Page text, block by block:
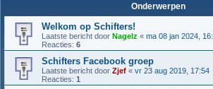
Onderwerpen
Welkom op Schifters!
Laatste bericht door Nagelz « ma 08 jan 2024,
Reacties: 6
Schifters Facebook groep
Laatste bericht door Zjef « vr 23 aug 2019, 17:54
Reacties: 1